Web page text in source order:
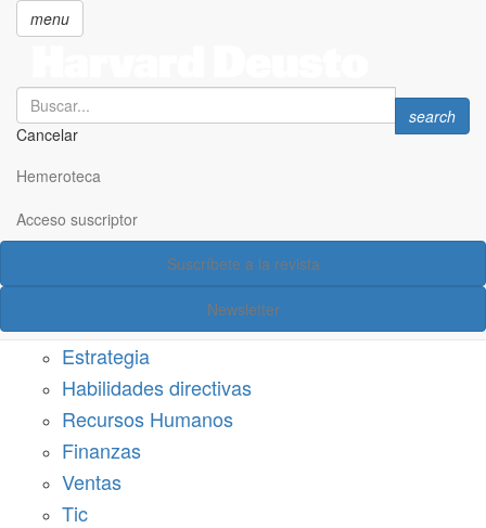
principal
menu
Search
Cancelar
Search
search
Hemeroteca
Acceso suscriptor
Suscríbete a la revista
Newsletter
Acceso suscriptor
Estrategia
Habilidades directivas
Recursos Humanos
Finanzas
Ventas
Tic